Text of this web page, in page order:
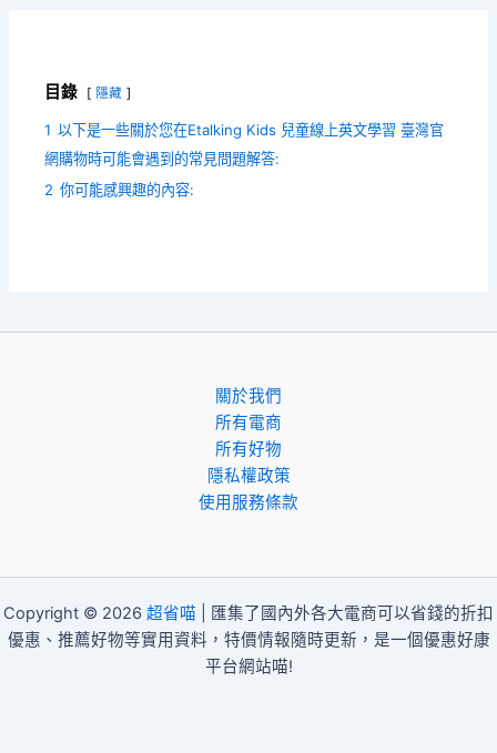
目錄 隱藏
1 以下是一些關於您在Etalking Kids 兒童線上英文學習 臺灣官
網購物時可能會遇到的常見問題解答:
2 你可能感興趣的內容:
關於我們
所有電商
所有好物
隱私權政策
使用服務條款
Copyright © 2026 超省喵 | 匯集了國內外各大電商可以省錢的折扣
優惠、推薦好物等實用資料，特價情報隨時更新，是一個優惠好康
平台網站喵!